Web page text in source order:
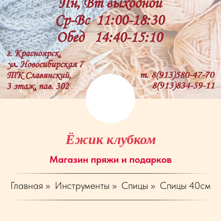
Ёжик клубком
Магазин пряжи и подарков
Главная » Инструменты » Спицы » Спицы 40см